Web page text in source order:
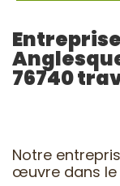
76740
Notre
œuvre dans le